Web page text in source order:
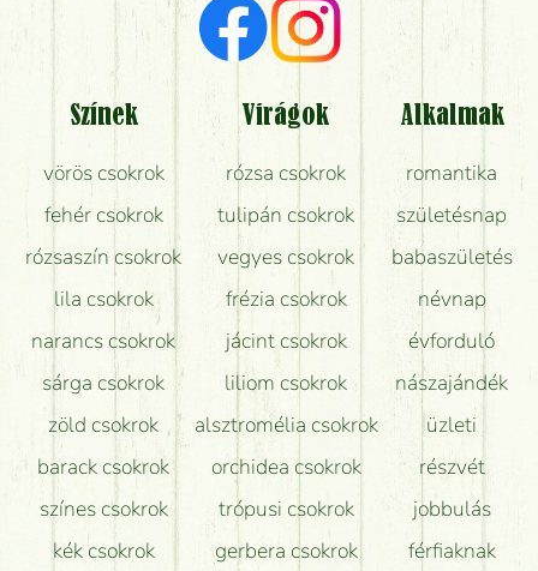
Milyen visszajelzést kapok a virágküldésről?
Mit kell tudni a virágcsokrok szállításáról?
Tudok adventi koszorút vásárolni boltban?
Színek
vörös csokrok
fehér csokrok
rózsaszín csokrok
lila csokrok
narancs csokrok
sárga csokrok
zöld csokrok
barack csokrok
színes csokrok
kék csokrok
Virágok
rózsa csokrok
tulipán csokrok
vegyes csokrok
frézia csokrok
jácint csokrok
liliom csokrok
alsztromélia csokrok
orchidea csokrok
trópusi csokrok
gerbera csokrok
Alkalmak
romantika
születésnap
babaszületés
névnap
évforduló
nászajándék
üzleti
részvét
jobbulás
férfiaknak